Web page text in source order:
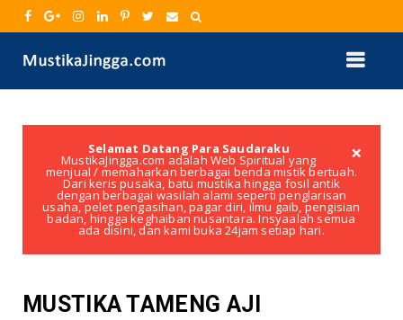
×
Selamat Datang Para Saudaraku
MustikaJingga.com adalah Web Spiritual yang
menjual / memaharkan berbagai benda mistik bertuah.
Dari keris pusaka, batu mustika hingga fosil antik
dengan berbagai wasilah alami seperti penglarisan
usaha, pelet pengasihan, pagar diri, ilmu gaib, pengisian
badan, hingga keghaiban nusantara. Insyaalah semua
ada disini, dan kami buka 24jam setiap hari.
MUSTIKA TAMENG AJI